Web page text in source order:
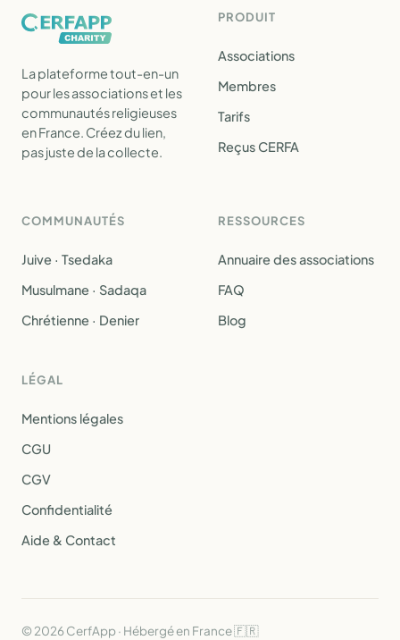
La plateforme tout-en-un
pour les associations et les
communautés religieuses
en France. Créez du lien,
pas juste de la collecte.
PRODUIT
Associations
Membres
Tarifs
Reçus CERFA
COMMUNAUTÉS
Juive · Tsedaka
Musulmane · Sadaqa
Chrétienne · Denier
RESSOURCES
Annuaire des associations
FAQ
Blog
LÉGAL
Mentions légales
CGU
CGV
Confidentialité
Aide & Contact
© 2026 CerfApp · Hébergé en France 🇫🇷